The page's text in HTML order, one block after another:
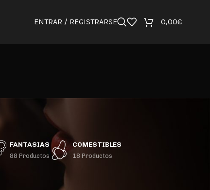
ENTRAR / REGISTRARSE 0,00€
FANTASIAS
88 Productos
COMESTIBLES
18 Productos